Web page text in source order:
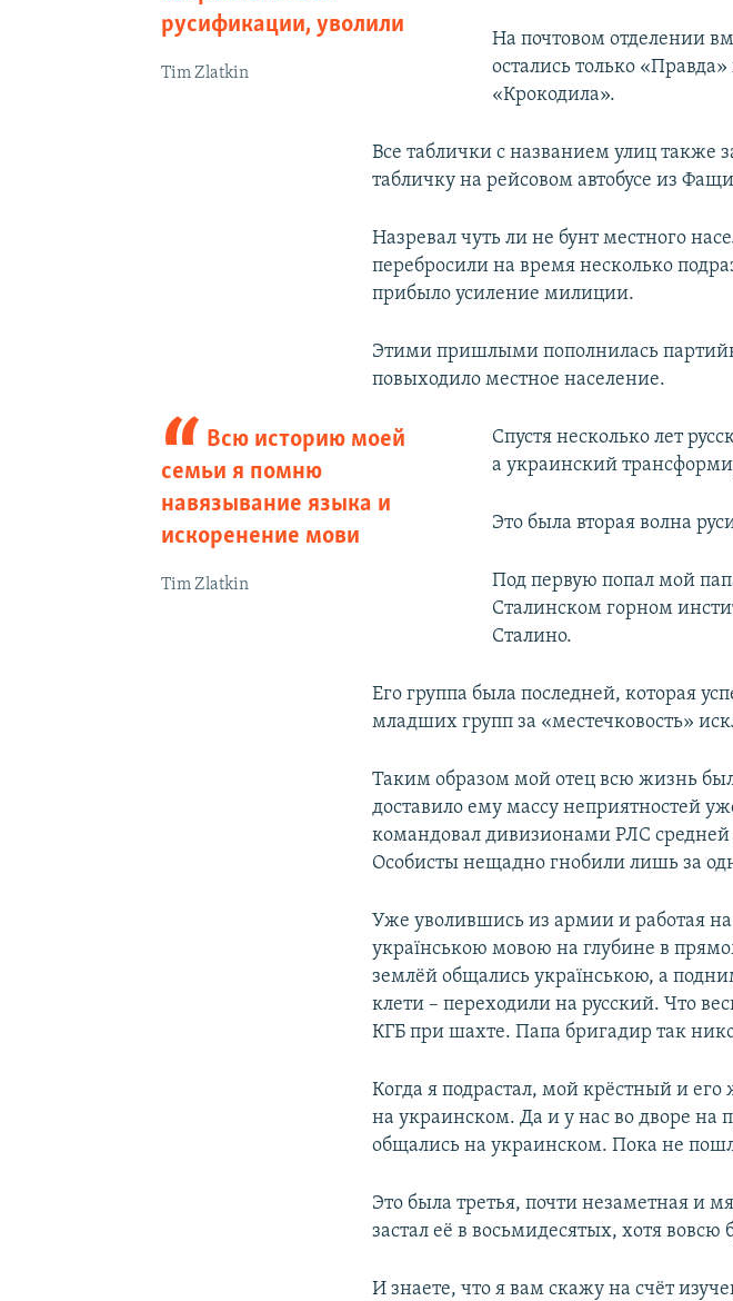
русификации, уволили
Tim Zlatkin
На почтовом отделении
остались только
«Крокодила».
Все таблички с названием улиц также
табличку на рейсовом автобусе из
Назревал чуть ли не бунт местного
перебросили на время несколько
прибыло усиление милиции.
Этими пришлыми пополнилась
повыходило местное население.
Всю историю моей
семьи я помню
навязывание языка и
искоренение мови
Tim Zlatkin
Спустя несколько лет
а украинский
Это была вторая волна
Под первую попал мой
Сталинском горном
Сталино.
Его группа была последней, которая
младших групп за «местечковость»
Таким образом мой отец всю жизнь
доставило ему массу неприятностей
командовал дивизионами РЛС
Особисты нещадно гнобили лишь за
Уже уволившись из армии и работая на
українською мовою на глубине в
землёй общались українською, а
клети – переходили на русский. Что
КГБ при шахте. Папа бригадир так
Когда я подрастал, мой крёстный и
на украинском. Да и у нас во дворе на
общались на украинском. Пока не
Это была третья, почти незаметная и
застал её в восьмидесятых, хотя вовсю
И знаете, что я вам скажу на счёт